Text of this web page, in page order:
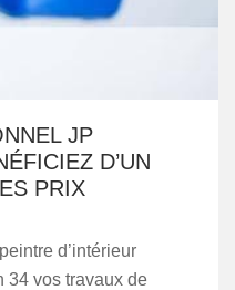
JP
D’UN
PRIX
d’intérieur
34 vos travaux de